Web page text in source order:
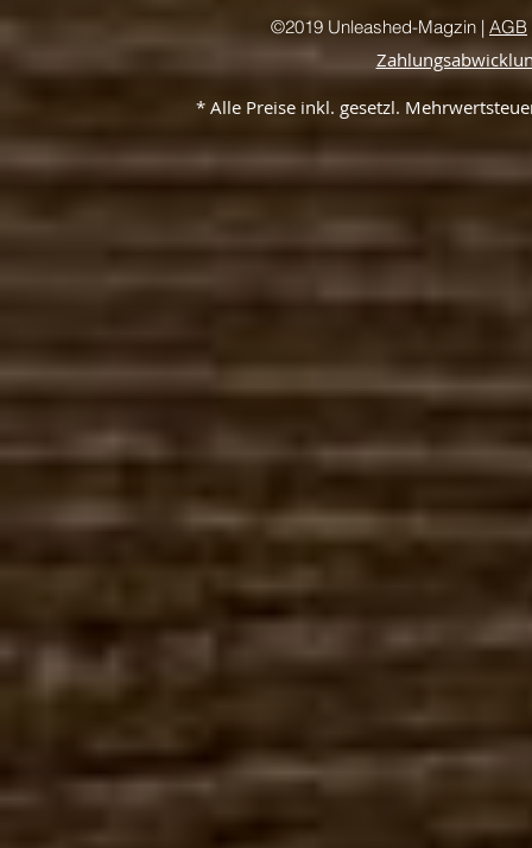
©2019 Unleashed-Magzin | AGB
* Alle Preise inkl. gesetzl.